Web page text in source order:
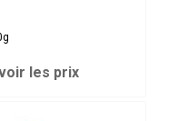
les prix